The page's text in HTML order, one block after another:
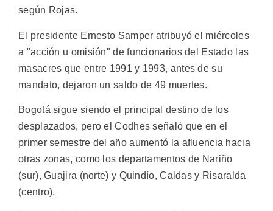
según Rojas.
El presidente Ernesto Samper atribuyó el miércoles
a "acción u omisión" de funcionarios del Estado las
masacres que entre 1991 y 1993, antes de su
mandato, dejaron un saldo de 49 muertes.
Bogotá sigue siendo el principal destino de los
desplazados, pero el Codhes señaló que en el
primer semestre del año aumentó la afluencia hacia
otras zonas, como los departamentos de Nariño
(sur), Guajira (norte) y Quindío, Caldas y Risaralda
(centro).